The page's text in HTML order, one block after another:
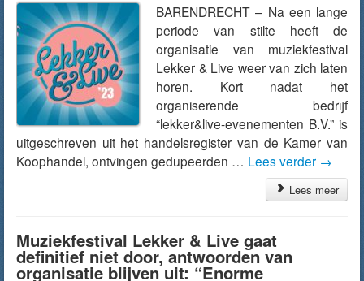
BARENDRECHT – Na een lange
periode van stilte heeft de
organisatie van muziekfestival
Lekker & Live weer van zich laten
horen. Kort nadat het
organiserende bedrijf
“lekker&live-evenementen B.V.” is
uitgeschreven uit het handelsregister van de Kamer van
Koophandel, ontvingen gedupeerden … Lees verder →
Lees meer
Muziekfestival Lekker & Live gaat
definitief niet door, antwoorden van
organisatie blijven uit: “Enorme